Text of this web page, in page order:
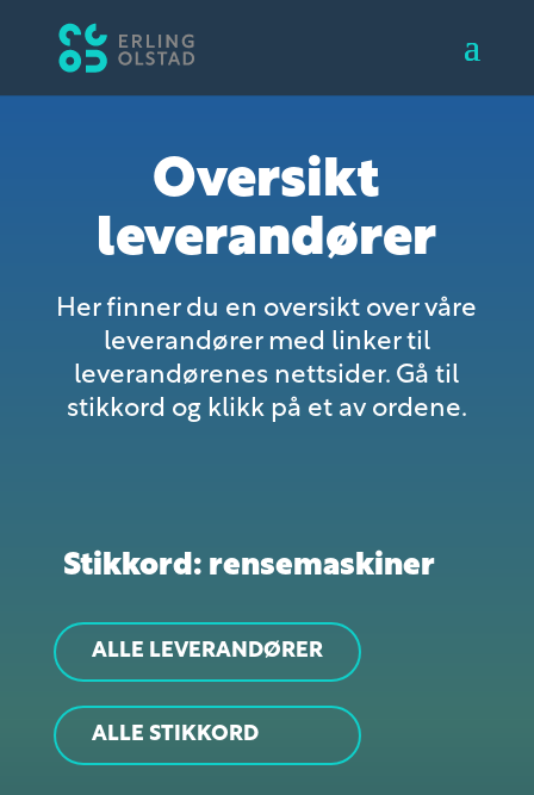
Oversikt
leverandører
Her finner du en oversikt over våre
leverandører med linker til
leverandørenes nettsider. Gå til
stikkord og klikk på et av ordene.
Stikkord: rensemaskiner
ALLE LEVERANDØRER
ALLE STIKKORD